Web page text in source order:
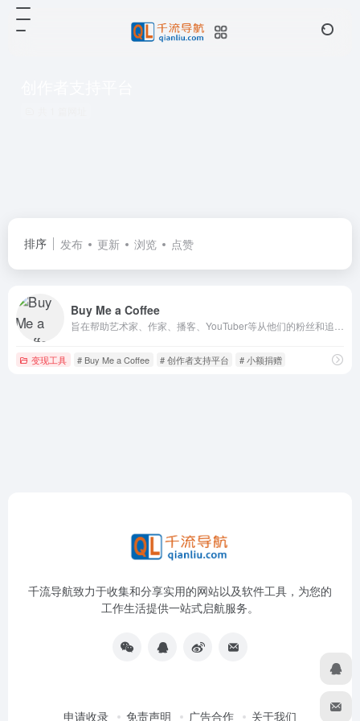
排序 发布 更新 浏览 点赞
Buy Me a Coffee
变现工具 # Buy Me a Coffee # 创作者支持平台 # 小额捐赠
千流导航致力于收集和分享实用的网站以及软件工具，为您的
工作生活提供一站式启航服务。
申请收录 免责声明 广告合作 关于我们